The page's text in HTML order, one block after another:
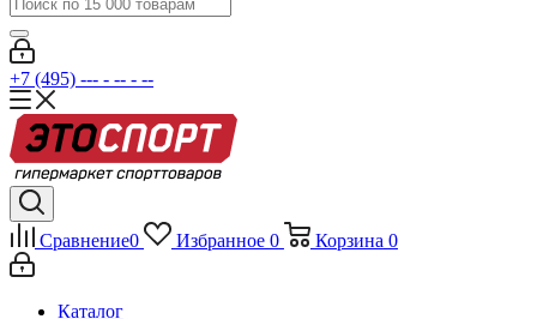
+7 (495) --- - -- - --
Сравнение0 Избранное 0 Корзина 0
Каталог